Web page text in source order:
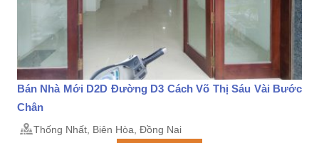
Bán Nhà Mới D2D Đường D3 Cách Võ Thị Sáu Vài Bước
Chân
Thống Nhất, Biên Hòa, Đồng Nai